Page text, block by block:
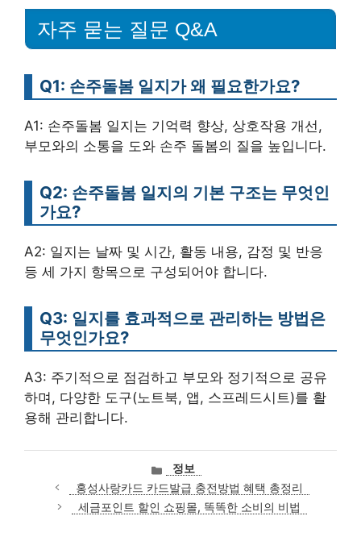
자주 묻는 질문 Q&A
Q1: 손주돌봄 일지가 왜 필요한가요?
A1: 손주돌봄 일지는 기억력 향상, 상호작용 개선,
부모와의 소통을 도와 손주 돌봄의 질을 높입니다.
Q2: 손주돌봄 일지의 기본 구조는 무엇인
가요?
A2: 일지는 날짜 및 시간, 활동 내용, 감정 및 반응
등 세 가지 항목으로 구성되어야 합니다.
Q3: 일지를 효과적으로 관리하는 방법은
무엇인가요?
A3: 주기적으로 점검하고 부모와 정기적으로 공유
하며, 다양한 도구(노트북, 앱, 스프레드시트)를 활
용해 관리합니다.
카
테
고
리
정보
홍성사랑카드 카드발급 충전방법 혜택 총정리
세금포인트 할인 쇼핑몰, 똑똑한 소비의 비법